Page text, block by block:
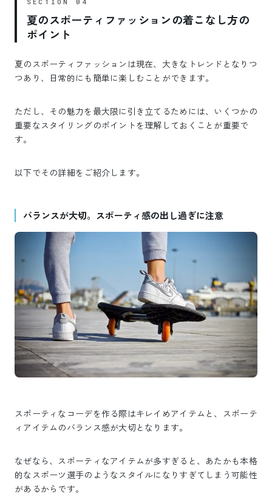
夏のスポーティファッションの着こなし方の
ポイント
夏のスポーティファッションは現在、大きなトレンドとなりつ
つあり、日常的にも簡単に楽しむことができます。
ただし、その魅力を最大限に引き立てるためには、いくつかの
重要なスタイリングのポイントを理解しておくことが重要で
す。
以下でその詳細をご紹介します。
バランスが大切。スポーティ感の出し過ぎに注意
スポーティなコーデを作る際はキレイめアイテムと、スポーテ
ィアイテムのバランス感が大切となります。
なぜなら、スポーティなアイテムが多すぎると、あたかも本格
的なスポーツ選手のようなスタイルになりすぎてしまう可能性
があるからです。